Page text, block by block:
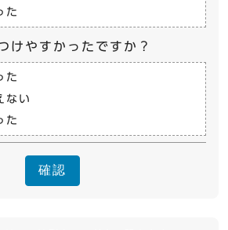
た
けやすかったですか？
た
ない
た
確認